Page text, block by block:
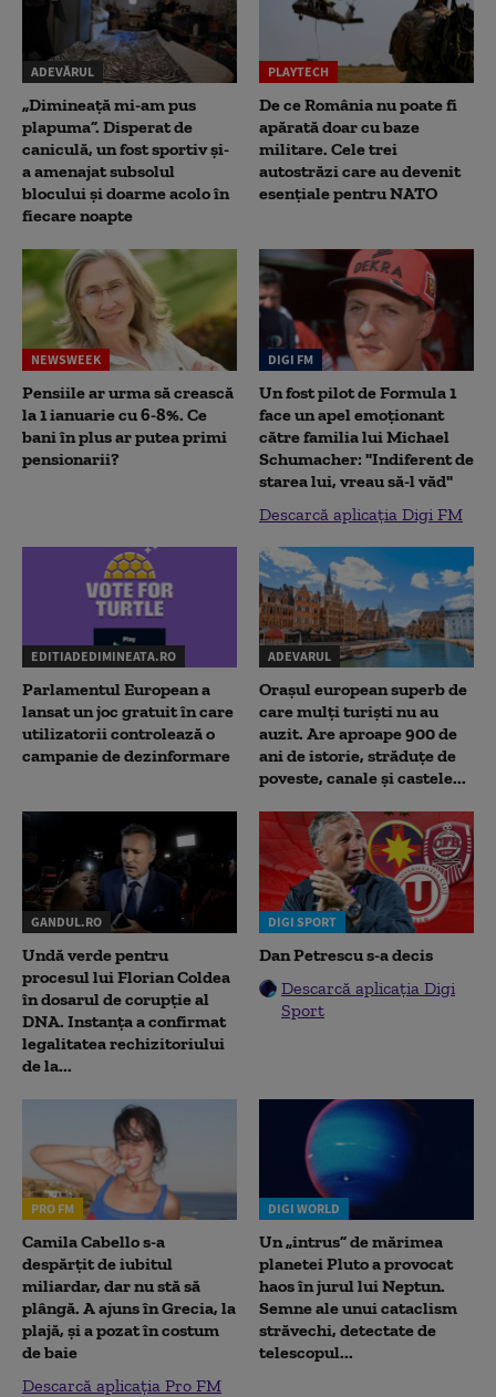
ADEVĂRUL
„Dimineață mi-am pus
plapuma”. Disperat de
caniculă, un fost sportiv și-
a amenajat subsolul
blocului și doarme acolo în
fiecare noapte
PLAYTECH
De ce România nu poate fi
apărată doar cu baze
militare. Cele trei
autostrăzi care au devenit
esențiale pentru NATO
NEWSWEEK
Pensiile ar urma să crească
la 1 ianuarie cu 6-8%. Ce
bani în plus ar putea primi
pensionarii?
DIGI FM
Un fost pilot de Formula 1
face un apel emoționant
către familia lui Michael
Schumacher: "Indiferent de
starea lui, vreau să-l văd"
Descarcă aplicația Digi FM
EDITIADEDIMINEATA.RO
Parlamentul European a
lansat un joc gratuit în care
utilizatorii controlează o
campanie de dezinformare
ADEVARUL
Orașul european superb de
care mulți turiști nu au
auzit. Are aproape 900 de
ani de istorie, străduțe de
poveste, canale și castele...
GANDUL.RO
Undă verde pentru
procesul lui Florian Coldea
în dosarul de corupție al
DNA. Instanța a confirmat
legalitatea rechizitoriului
de la...
DIGI SPORT
Dan Petrescu s-a decis
Descarcă aplicația Digi
Sport
PRO FM
Camila Cabello s-a
despărțit de iubitul
miliardar, dar nu stă să
plângă. A ajuns în Grecia, la
plajă, și a pozat în costum
de baie
Descarcă aplicația Pro FM
DIGI WORLD
Un „intrus” de mărimea
planetei Pluto a provocat
haos în jurul lui Neptun.
Semne ale unui cataclism
străvechi, detectate de
telescopul...